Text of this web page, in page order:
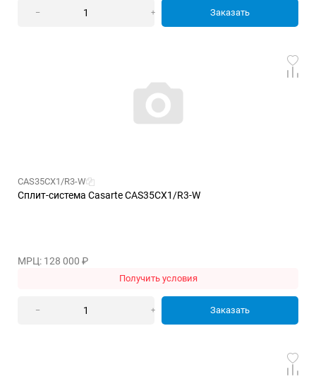
– + Заказать
CAS35CX1/R3-W
Сплит-система Casarte CAS35CX1/R3-W
МРЦ: 128 000 ₽
Получить условия
– + Заказать